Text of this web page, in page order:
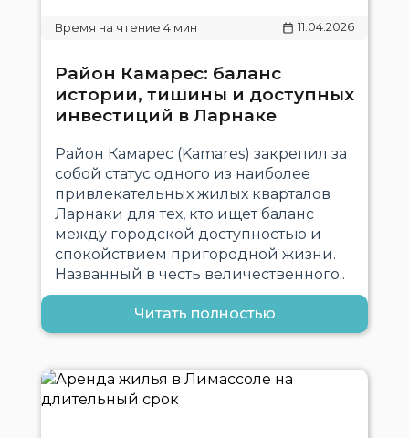
11.04.2026
Район Камарес: баланс
истории, тишины и доступных
инвестиций в Ларнаке
Район Камарес (Kamares) закрепил за
собой статус одного из наиболее
привлекательных жилых кварталов
Ларнаки для тех, кто ищет баланс
между городской доступностью и
спокойствием пригородной жизни.
Названный в честь величественного..
Читать полностью